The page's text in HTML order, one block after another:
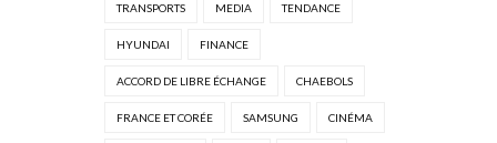
TRANSPORTS MEDIA TENDANCE
HYUNDAI FINANCE
ACCORD DE LIBRE ÉCHANGE CHAEBOLS
FRANCE ET CORÉE SAMSUNG CINÉMA